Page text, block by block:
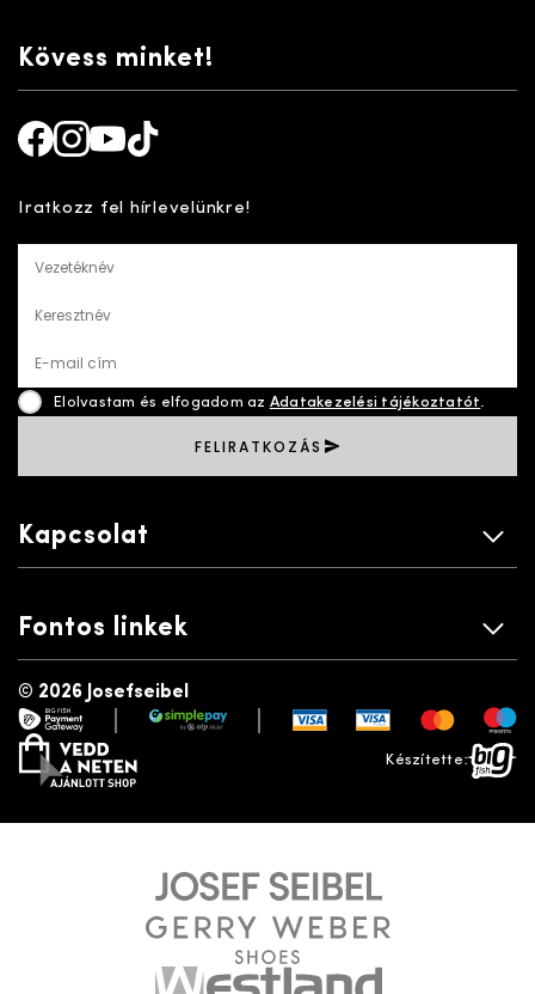
Kövess minket!
Iratkozz fel hírlevelünkre!
Vezetéknév
Keresztnév
E-mail cím
Elolvastam és elfogadom az Adatakezelési tájékoztatót.
FELIRATKOZÁS
Kapcsolat
Fontos linkek
© 2026 Josefseibel
payment gatewaysimplepay
vedd a neten
Készítette:bigfish